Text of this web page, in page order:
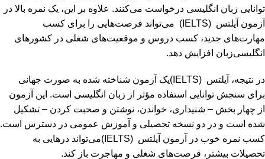
توانایی زبان انگلیسی درخواست می‌کنند. علاوه بر این، یک نمره بالا در
آزمون آیلتس (IELTS) می‌تواند فرصت‌هایی را برای کسب
مهارت‌های جدید، کسب دروس و موقعیت‌های شغلی در کشورهای
انگلیسی‌زبان افزایش دهد.
در نتیجه، آیلتس (IELTS)یک آزمون شناخته شده به صورت جهانی
برای سنجش توانایی استفاده مؤثر از زبان انگلیسی است. این آزمون
از چهار بخش – شنیداری، خواندن، نوشتن و صحبت کردن – تشکیل
شده است و در دو نسخه تحصیلی و آموزش عمومی در دسترس است.
کسب نمره خوب در آزمون آیلتس (IELTS)می‌تواند درهایی به
تحصیلات بیشتر، فرصت‌های شغلی و مهاجرت باز کند.